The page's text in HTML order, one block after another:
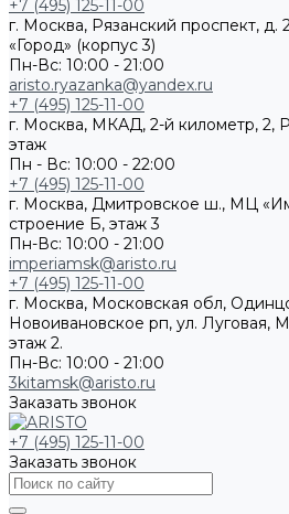
+7 (495) 125-11-00
г. Москва, Рязанский проспект, д.
«Город» (корпус 3)
Пн-Вс: 10:00 - 21:00
aristo.ryazanka@yandex.ru
+7 (495) 125-11-00
г. Москва, МКАД, 2-й километр, 2,
этаж
Пн - Вс: 10:00 - 22:00
+7 (495) 125-11-00
г. Москва, Дмитровское ш., МЦ
строение Б, этаж 3
Пн-Вс: 10:00 - 21:00
imperiamsk@aristo.ru
+7 (495) 125-11-00
г. Москва, Московская обл,
Новоивановское рп, ул. Луговая,
этаж 2.
Пн-Вс: 10:00 - 21:00
3kitamsk@aristo.ru
Заказать звонок
+7 (495) 125-11-00
Заказать звонок